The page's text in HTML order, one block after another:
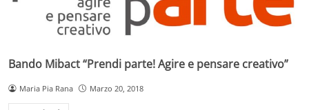
Bando Mibact “Prendi parte! Agire e pensare creativo”
Maria Pia Rana Marzo 20, 2018